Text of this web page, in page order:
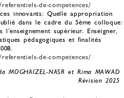
de-competences/
innovants: Quelle appropriation
dans le cadre du 5ème colloque:
supérieur. Enseigner,
pédagogiques et finalités
de-competences/
MOGHAIZEL-NASR et Rima MAWAD
Révision 2025